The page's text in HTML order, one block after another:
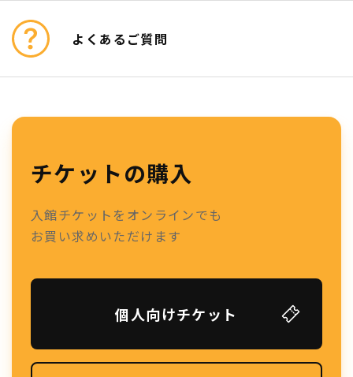
よくあるご質問
チケットの購入
入館チケットをオンラインでも
お買い求めいただけます
個人向けチケット